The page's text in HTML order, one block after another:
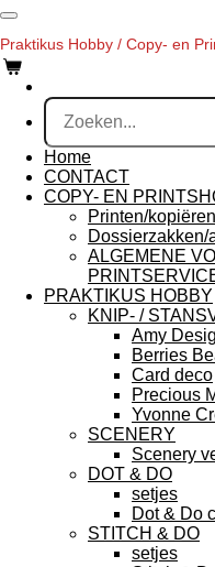
Ga
direct
naar
de
hoofdinhoud
Praktikus Hobby / Copy- en
Home
CONTACT
COPY- EN
Printen/kopiëren
Dossierzakken/
ALGEMENE
PRAKTIKUS HOBBY
KNIP- /
Amy
Berries
Card deco
Precious
Yvonne
SCENERY
Scenery
DOT & DO
setjes
Dot & Do
STITCH & DO
setjes